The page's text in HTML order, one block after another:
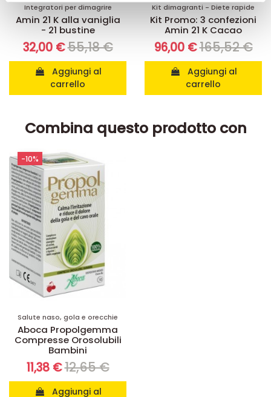
pubblicità e social media, i quali potrebbero combinarle
con altre informazioni che ha fornito loro o che hanno
raccolto dal suo utilizzo dei loro servizi.
Integratori per dimagrire
Amin 21 K alla vaniglia
- 21 bustine
32,00 €55,18 €
carrello
Kit dimagranti - Diete rapide
Kit Promo: 3 confezioni
Amin 21 K Cacao
96,00 €165,52 €
carrello
Combina questo prodotto con
Salute naso, gola e orecchie
Aboca Propolgemma
Compresse Orosolubili
Bambini
11,38 €12,65 €
-10%